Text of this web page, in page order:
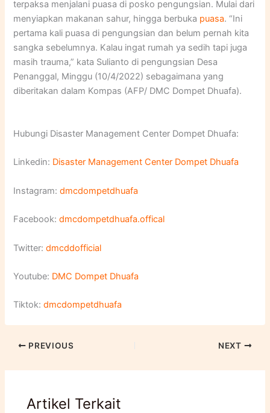
terpaksa menjalani puasa di posko pengungsian. Mulai dari
menyiapkan makanan sahur, hingga berbuka puasa. “Ini
pertama kali puasa di pengungsian dan belum pernah kita
sangka sebelumnya. Kalau ingat rumah ya sedih tapi juga
masih trauma,” kata Sulianto di pengungsian Desa
Penanggal, Minggu (10/4/2022) sebagaimana yang
diberitakan dalam Kompas (AFP/ DMC Dompet Dhuafa).
Hubungi Disaster Management Center Dompet Dhuafa:
Linkedin: Disaster Management Center Dompet Dhuafa
Instagram:dmcdompetdhuafa
Facebook:dmcdompetdhuafa.offical
Twitter:dmcddofficial
Youtube: DMC Dompet Dhuafa
Tiktok:dmcdompetdhuafa
PREVIOUS NEXT
Artikel Terkait